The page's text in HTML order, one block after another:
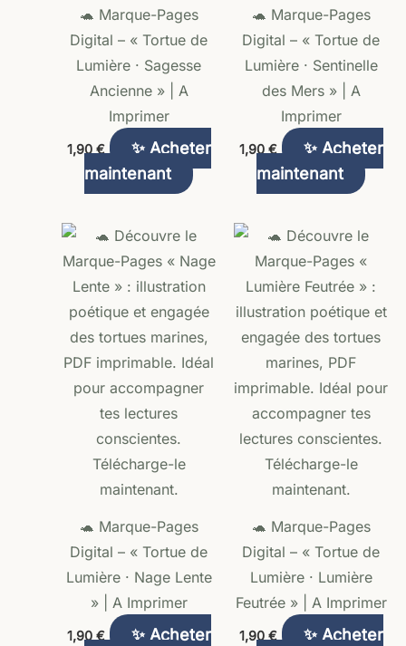
🐢 Marque-Pages
Digital – « Tortue de
Lumière · Sagesse
Ancienne » | A
Imprimer
1,90 €
✨ Acheter
maintenant
🐢 Marque-Pages
Digital – « Tortue de
Lumière · Sentinelle
des Mers » | A
Imprimer
1,90 €
✨ Acheter
maintenant
🐢 Marque-Pages
Digital – « Tortue de
Lumière · Nage Lente
» | A Imprimer
1,90 €
✨ Acheter
🐢 Marque-Pages
Digital – « Tortue de
Lumière · Lumière
Feutrée » | A Imprimer
1,90 €
✨ Acheter